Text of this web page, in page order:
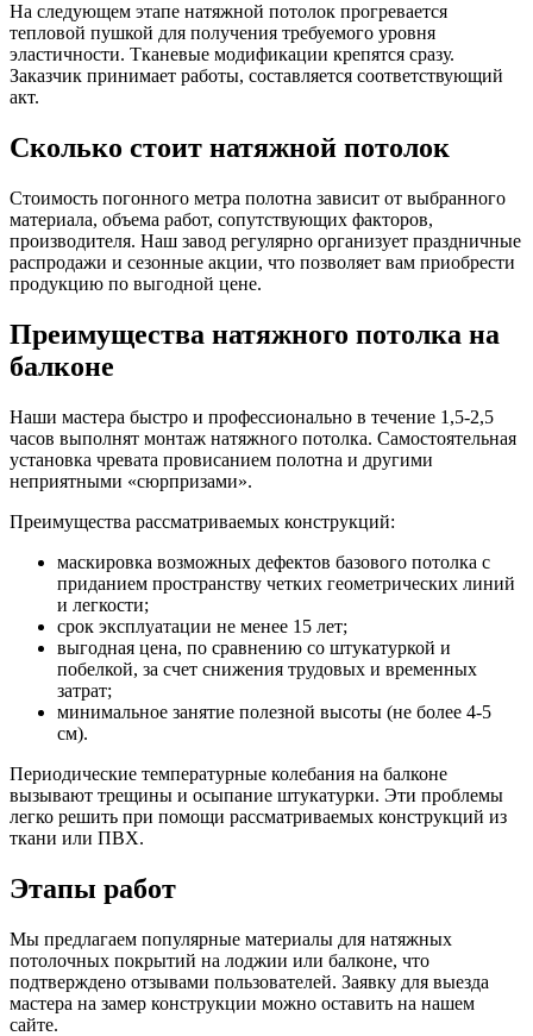
На следующем этапе натяжной потолок прогревается
тепловой пушкой для получения требуемого уровня
эластичности. Тканевые модификации крепятся сразу.
Заказчик принимает работы, составляется соответствующий
акт.
Сколько стоит натяжной потолок
Стоимость погонного метра полотна зависит от выбранного
материала, объема работ, сопутствующих факторов,
производителя. Наш завод регулярно организует праздничные
распродажи и сезонные акции, что позволяет вам приобрести
продукцию по выгодной цене.
Преимущества натяжного потолка на
балконе
Наши мастера быстро и профессионально в течение 1,5-2,5
часов выполнят монтаж натяжного потолка. Самостоятельная
установка чревата провисанием полотна и другими
неприятными «сюрпризами».
Преимущества рассматриваемых конструкций:
маскировка возможных дефектов базового потолка с
приданием пространству четких геометрических линий
и легкости;
срок эксплуатации не менее 15 лет;
выгодная цена, по сравнению со штукатуркой и
побелкой, за счет снижения трудовых и временных
затрат;
минимальное занятие полезной высоты (не более 4-5
см).
Периодические температурные колебания на балконе
вызывают трещины и осыпание штукатурки. Эти проблемы
легко решить при помощи рассматриваемых конструкций из
ткани или ПВХ.
Этапы работ
Мы предлагаем популярные материалы для натяжных
потолочных покрытий на лоджии или балконе, что
подтверждено отзывами пользователей. Заявку для выезда
мастера на замер конструкции можно оставить на нашем
сайте.